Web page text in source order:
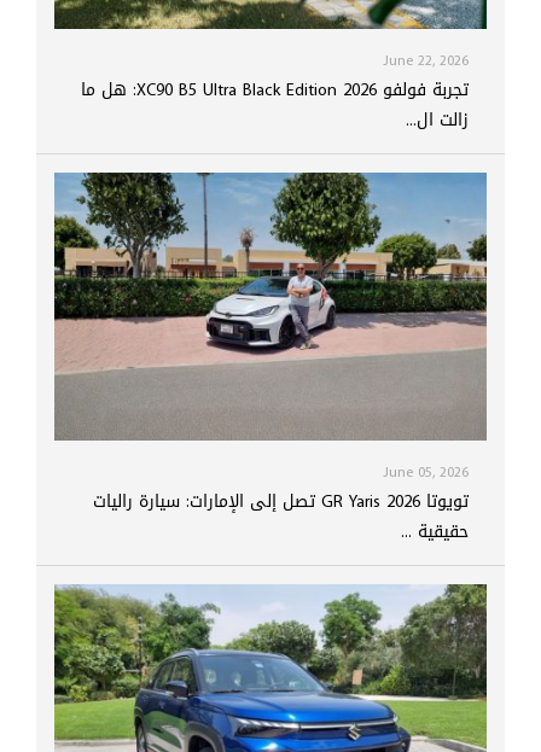
June 22, 2026
تجربة فولفو XC90 B5 Ultra Black Edition 2026: هل ما
زالت ال...
June 05, 2026
تويوتا GR Yaris 2026 تصل إلى الإمارات: سيارة راليات
حقيقية ...